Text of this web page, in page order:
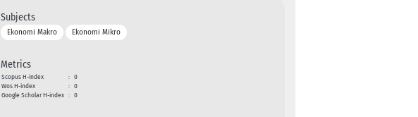
Subjects
Ekonomi Makro Ekonomi Mikro
Metrics
Scopus H-index : 0
Wos H-index
: 0
Google Scholar H-index : 0